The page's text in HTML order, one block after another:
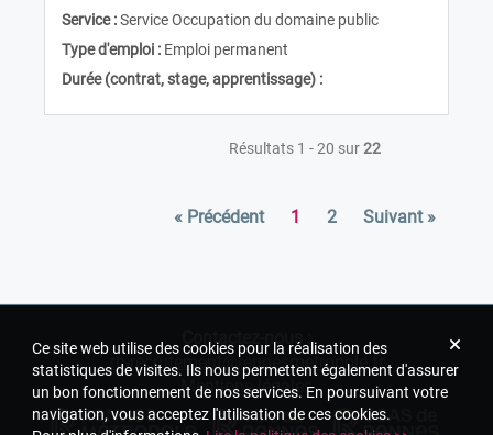
Ce site web utilise des cookies pour la réalisation des
statistiques de visites. Ils nous permettent également d'assurer
un bon fonctionnement de nos services. En poursuivant votre
navigation, vous acceptez l'utilisation de ces cookies.
Service :Service Occupation du domaine public
Type d'emploi : Emploi permanent
Durée (contrat, stage, apprentissage) :
Résultats 1 - 20 sur22
« Précédent 1 2 Suivant »
Contactez-nous :
rh-recrutement@rennesmetropole.fr
Mentions légales